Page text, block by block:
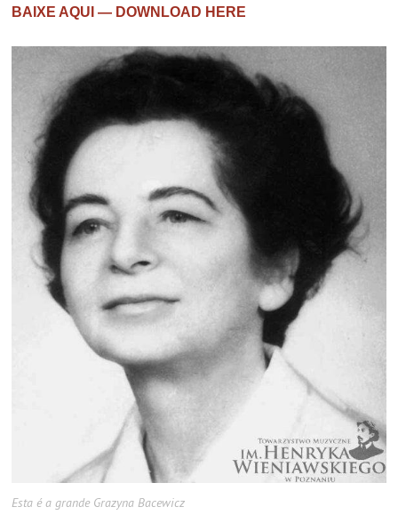
BAIXE AQUI — DOWNLOAD HERE
Esta é a grande Grazyna Bacewicz